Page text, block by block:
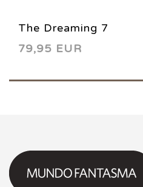
The Dreaming 7
CGC 9.8 1996
79,95 EUR